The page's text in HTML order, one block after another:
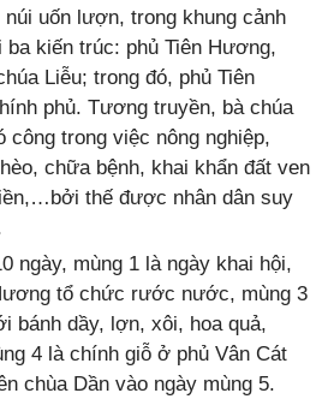
uốn lượn, trong khung cảnh
kiến trúc: phủ Tiên Hương,
Liễu; trong đó, phủ Tiên
phủ. Tương truyền, bà chúa
công trong việc nông nghiệp,
chữa bệnh, khai khẩn đất ven
thế được nhân dân suy
ngày, mùng 1 là ngày khai hội,
tổ chức rước nước, mùng 3
bánh dầy, lợn, xôi, hoa quả,
4 là chính giỗ ở phủ Vân Cát
chùa Dần vào ngày mùng 5.